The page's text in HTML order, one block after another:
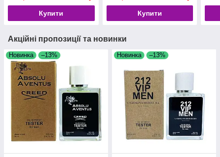
Купити Купити
Акційні пропозиції та новинки
Новинка –13% Новинка –13%